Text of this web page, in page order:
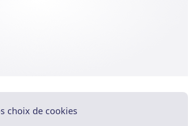
choix de cookies